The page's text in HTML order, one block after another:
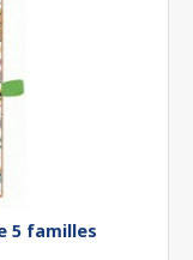
5 familles